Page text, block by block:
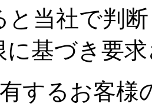
と当社で判
に基づき要
するお客様